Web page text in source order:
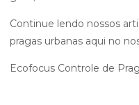
Continue lendo nossos
pragas urbanas aqui no
Ecofocus Controle de